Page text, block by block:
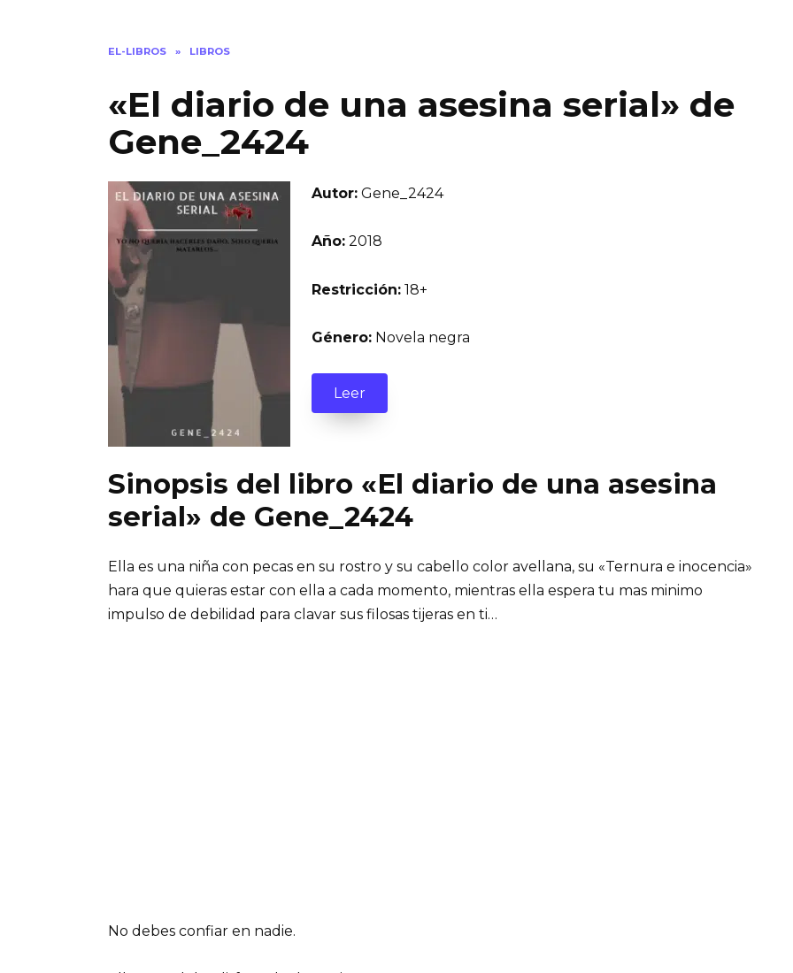
EL-LIBROS » LIBROS
«El diario de una asesina serial» de
Gene_2424
Autor: Gene_2424
Año: 2018
Restricción: 18+
Género: Novela negra
Leer
Sinopsis del libro «El diario de una asesina
serial» de Gene_2424
Ella es una niña con pecas en su rostro y su cabello color avellana, su «Ternura e inocencia»
hara que quieras estar con ella a cada momento, mientras ella espera tu mas minimo
impulso de debilidad para clavar sus filosas tijeras en ti…
No debes confiar en nadie.